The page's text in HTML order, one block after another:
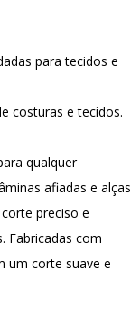
para tecidos e
costuras e tecidos.
qualquer
afiadas e alças
preciso e
Fabricadas com
um corte suave e